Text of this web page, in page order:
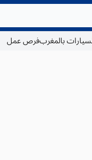
بالمغربفرص عمل